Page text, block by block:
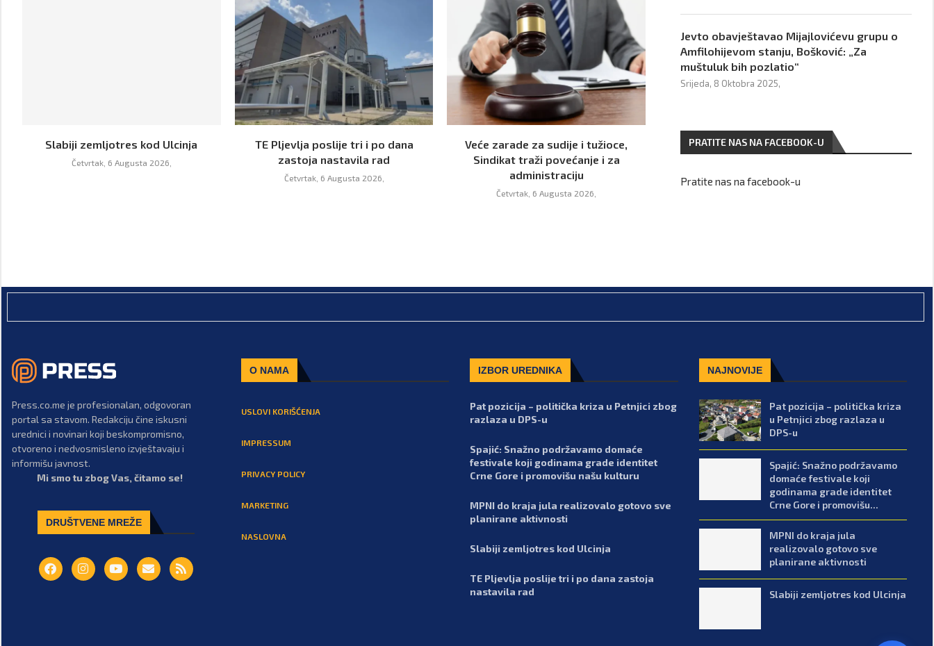
Slabiji zemljotres kod Ulcinja
Četvrtak, 6 Augusta 2026,
TE Pljevlja poslije tri i po dana
zastoja nastavila rad
Četvrtak, 6 Augusta 2026,
Veće zarade za sudije i tužioce,
Sindikat traži povećanje i za
administraciju
Četvrtak, 6 Augusta 2026,
Jevto obavještavao Mijajlovićevu grupu o
Amfilohijevom stanju, Bošković: „Za
muštuluk bih pozlatio“
Srijeda, 8 Oktobra 2025,
PRATITE NAS NA FACEBOOK-U
Pratite nas na facebook-u
Press.co.me je profesionalan, odgovoran
portal sa stavom. Redakciju čine iskusni
urednici i novinari koji beskompromisno,
otvoreno i nedvosmisleno izvještavaju i
informišu javnost.
Mi smo tu zbog Vas, čitamo se!
DRUŠTVENE MREŽE
O NAMA
USLOVI KORIŠĆENJA
IMPRESSUM
PRIVACY POLICY
MARKETING
NASLOVNA
IZBOR UREDNIKA
Pat pozicija – politička kriza u Petnjici zbog
razlaza u DPS-u
Spajić: Snažno podržavamo domaće
festivale koji godinama grade identitet
Crne Gore i promovišu našu kulturu
MPNI do kraja jula realizovalo gotovo sve
planirane aktivnosti
Slabiji zemljotres kod Ulcinja
TE Pljevlja poslije tri i po dana zastoja
nastavila rad
NAJNOVIJE
Pat pozicija – politička kriza
u Petnjici zbog razlaza u
DPS-u
Spajić: Snažno podržavamo
domaće festivale koji
godinama grade identitet
Crne Gore i promovišu...
MPNI do kraja jula
realizovalo gotovo sve
planirane aktivnosti
Slabiji zemljotres kod Ulcinja